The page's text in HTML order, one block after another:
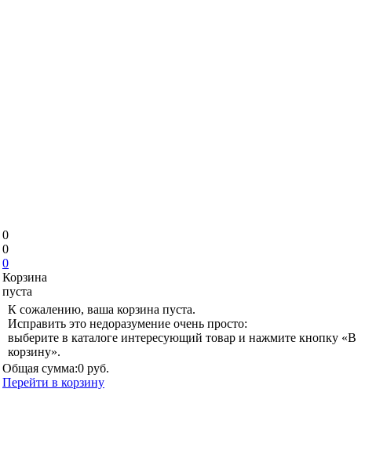
0
0
0
Корзина
пуста
К сожалению, ваша корзина пуста.
Исправить это недоразумение очень просто:
выберите в каталоге интересующий товар и нажмите кнопку «В
корзину».
Общая сумма:0 руб.
Перейти в корзину